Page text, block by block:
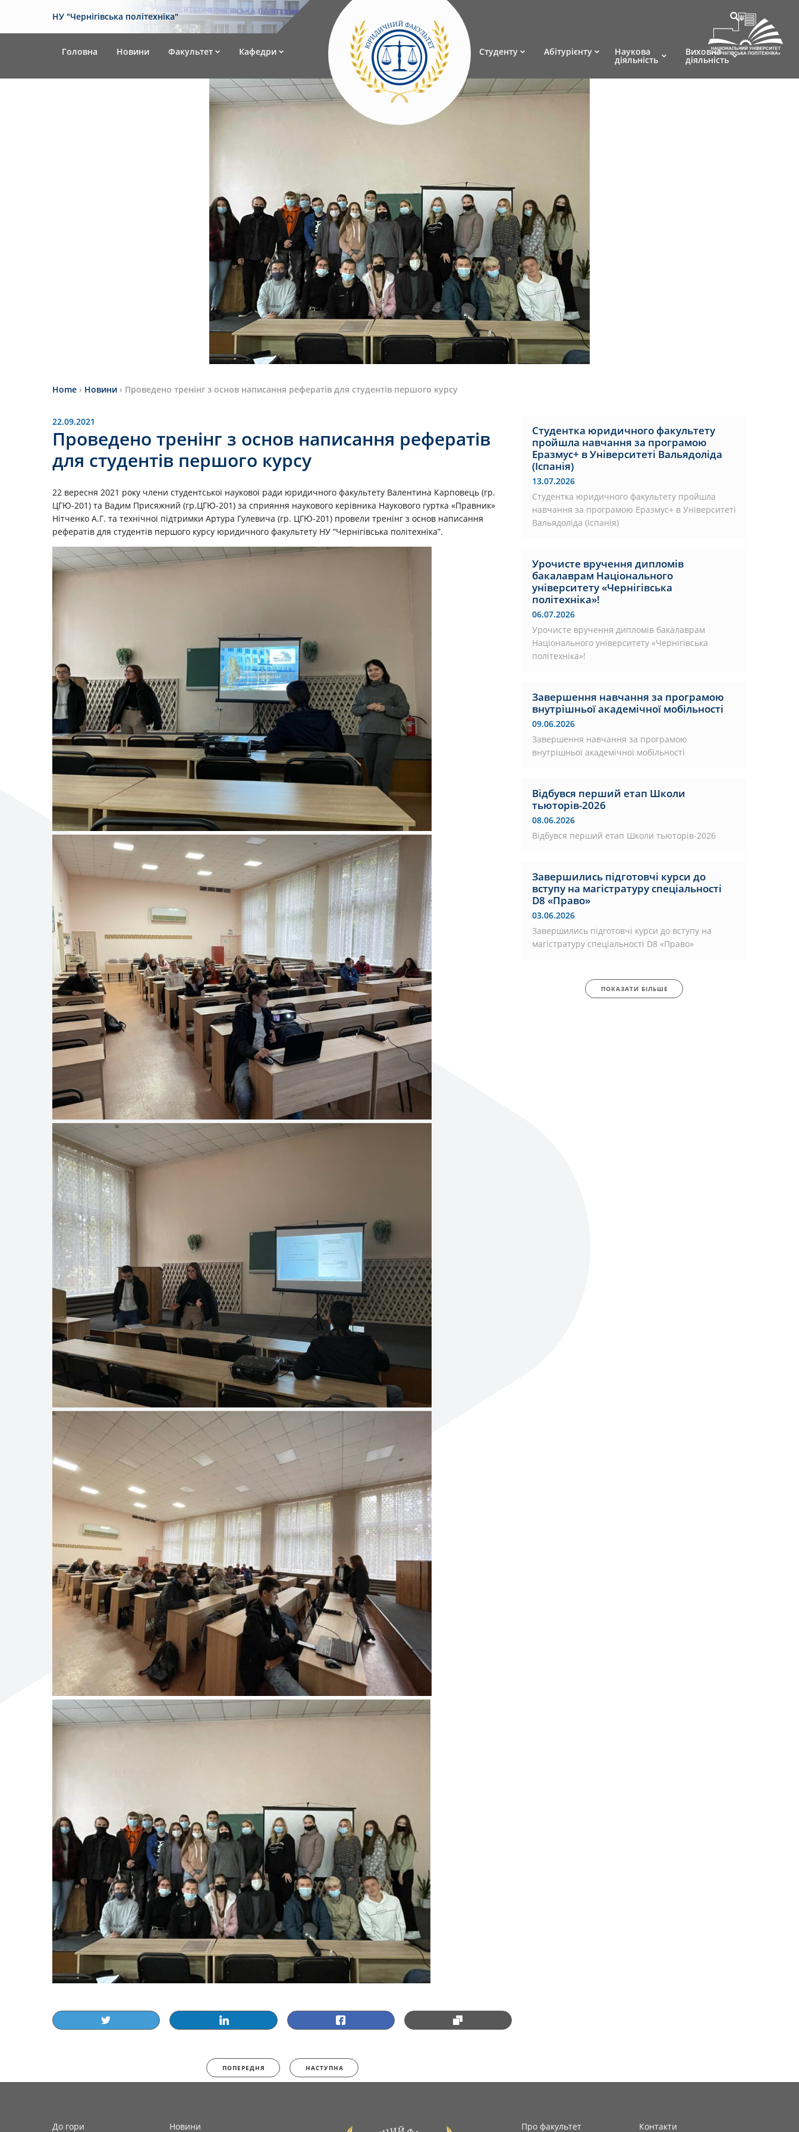
НУ "Чернігівська політехніка"
Головна Новини Факультет Кафедри Студенту Абітурієнту Наукова
діяльність
Виховна
діяльність
Home › Новини › Проведено тренінг з основ написання рефератів для студентів першого курсу
22.09.2021
Проведено тренінг з основ написання рефератів
для студентів першого курсу
22 вересня 2021 року члени студентської наукової ради юридичного факультету Валентина Карповець (гр.
ЦГЮ-201) та Вадим Присяжний (гр.ЦГЮ-201) за сприяння наукового керівника Наукового гуртка «Правник»
Нітченко А.Г. та технічної підтримки Артура Гулевича (гр. ЦГЮ-201) провели тренінг з основ написання
рефератів для студентів першого курсу юридичного факультету НУ “Чернігівська політехніка”.
ПОПЕРЕДНЯ НАСТУПНА
Студентка юридичного факультету
пройшла навчання за програмою
Еразмус+ в Університеті Вальядоліда
(Іспанія)
13.07.2026
Студентка юридичного факультету пройшла
навчання за програмою Еразмус+ в Університеті
Вальядоліда (Іспанія)
Урочисте вручення дипломів
бакалаврам Національного
університету «Чернігівська
політехніка»!
06.07.2026
Урочисте вручення дипломів бакалаврам
Національного університету «Чернігівська
політехніка»!
Завершення навчання за програмою
внутрішньої академічної мобільності
09.06.2026
Завершення навчання за програмою
внутрішньої академічної мобільності
Відбувся перший етап Школи
тьюторів-2026
08.06.2026
Відбувся перший етап Школи тьюторів-2026
Завершились підготовчі курси до
вступу на магістратуру спеціальності
D8 «Право»
03.06.2026
Завершились підготовчі курси до вступу на
магістратуру спеціальності D8 «Право»
ПОКАЗАТИ БІЛЬШЕ
До гори Новини Про факультет Контакти